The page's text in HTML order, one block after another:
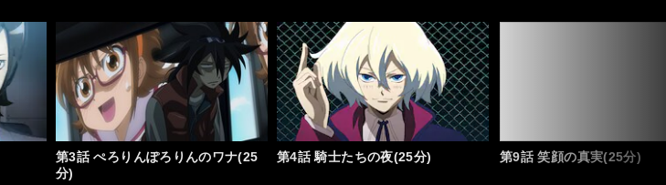
第3話 ぺろりんぽろりんのワナ(25
分)
第4話 騎士たちの夜(25分) 第9話 笑顔の真実(25分)